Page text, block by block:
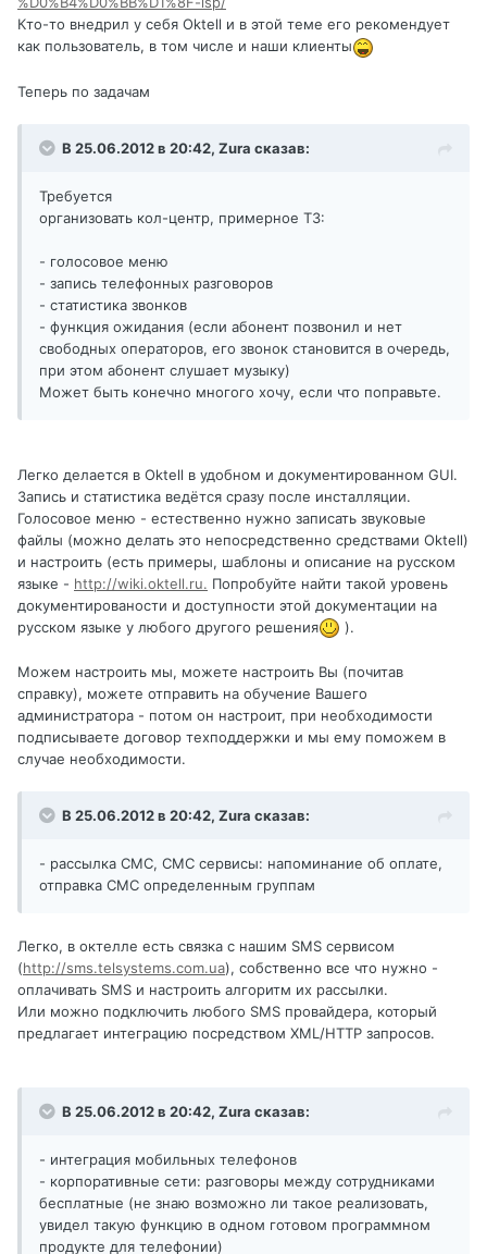
Кто-то внедрил у себя Oktell и в этой теме его рекомендует
как пользователь, в том числе и наши клиенты
Теперь по задачам
В 25.06.2012 в 20:42, Zura сказав:
Требуется
организовать кол-центр, примерное ТЗ:
- голосовое меню
- запись телефонных разговоров
- статистика звонков
- функция ожидания (если абонент позвонил и нет
свободных операторов, его звонок становится в очередь,
при этом абонент слушает музыку)
Может быть конечно многого хочу, если что поправьте.
Легко делается в Oktell в удобном и документированном GUI.
Запись и статистика ведётся сразу после инсталляции.
Голосовое меню - естественно нужно записать звуковые
файлы (можно делать это непосредственно средствами Oktell)
и настроить (есть примеры, шаблоны и описание на русском
языке - http://wiki.oktell.ru. Попробуйте найти такой уровень
документированости и доступности этой документации на
русском языке у любого другого решения
).
Можем настроить мы, можете настроить Вы (почитав
справку), можете отправить на обучение Вашего
администратора - потом он настроит, при необходимости
подписываете договор техподдержки и мы ему поможем в
случае необходимости.
В 25.06.2012 в 20:42, Zura сказав:
- рассылка СМС, СМС сервисы: напоминание об оплате,
отправка СМС определенным группам
Легко, в октелле есть связка с нашим SMS сервисом
(http://sms.telsystems.com.ua), собственно все что нужно -
оплачивать SMS и настроить алгоритм их рассылки.
Или можно подключить любого SMS провайдера, который
предлагает интеграцию посредством XML/HTTP запросов.
В 25.06.2012 в 20:42, Zura сказав:
- интеграция мобильных телефонов
- корпоративные сети: разговоры между сотрудниками
бесплатные (не знаю возможно ли такое реализовать,
увидел такую функцию в одном готовом программном
продукте для телефонии)